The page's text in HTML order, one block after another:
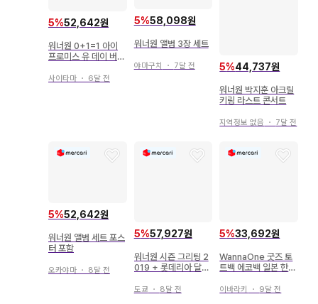
5%52,642원
워너원 0+1=1 아이
프로미스 유 데이 버
사이타마 ・ 6달 전
5%58,098원
워너원 앨범 3장 세트
야마구치 ・ 7달 전 5%44,737원
워너원 박지훈 아크릴
키링 라스트 콘서트
지역정보 없음 ・ 7달 전
5%52,642원
워너원 앨범 세트 포스
터 포함
오카야마 ・ 8달 전
5%57,927원
워너원 시즌 그리팅 2
019 + 롯데리아 달력
도쿄 ・ 8달 전
5%33,692원
WannaOne 굿즈 토
트백 에코백 일본 한정
이바라키 ・ 9달 전